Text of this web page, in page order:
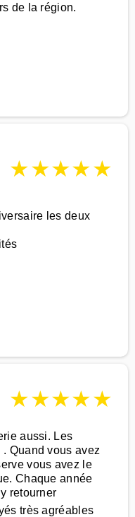
de la région.
★★★★★
les deux
★★★★★
aussi. Les
Quand vous avez
vous avez le
Chaque année
retourner
très agréables